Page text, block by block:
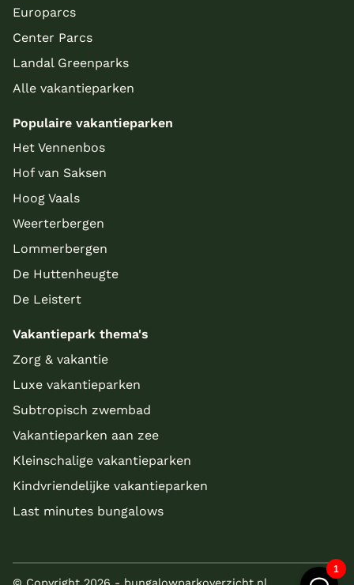
Europarcs
Center Parcs
Landal Greenparks
Alle vakantieparken
Populaire vakantieparken
Het Vennenbos
Hof van Saksen
Hoog Vaals
Weerterbergen
Lommerbergen
De Huttenheugte
De Leistert
Vakantiepark thema's
Zorg & vakantie
Luxe vakantieparken
Subtropisch zwembad
Vakantieparken aan zee
Kleinschalige vakantieparken
Kindvriendelijke vakantieparken
Last minutes bungalows
© Copyright 2026 - bungalowparkoverzicht.nl